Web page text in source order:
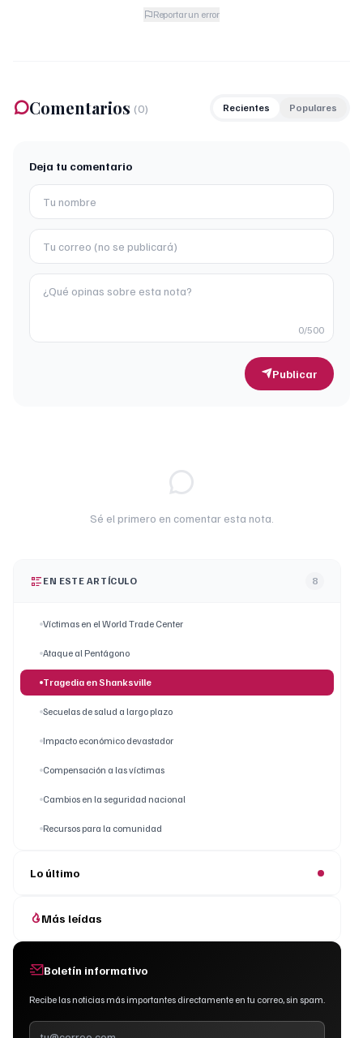
Reportar un error
Comentarios (0) Recientes Populares
Deja tu comentario
0/500
Publicar
Sé el primero en comentar esta nota.
EN ESTE ARTÍCULO 8
Víctimas en el World Trade Center
Ataque al Pentágono
Tragedia en Shanksville
Secuelas de salud a largo plazo
Impacto económico devastador
Compensación a las víctimas
Cambios en la seguridad nacional
Recursos para la comunidad
Lo último
Más leídas
Boletín informativo
Recibe las noticias más importantes directamente en tu correo, sin spam.